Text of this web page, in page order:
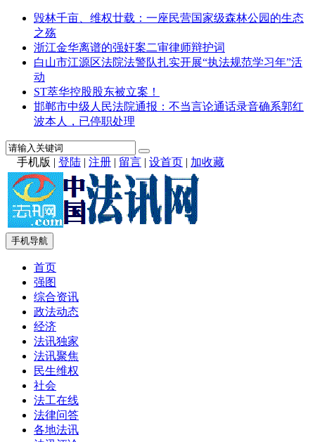
毁林千亩、维权廿载：一座民营国家级森林公园的生态
之殇
浙江金华离谱的强奸案二审律师辩护词
白山市江源区法院法警队扎实开展“执法规范学习年”活
动
ST萃华控股股东被立案！
邯郸市中级人民法院通报：不当言论通话录音确系郭红
波本人，已停职处理
手机版 | 登陆 | 注册 | 留言 | 设首页 | 加收藏
手机导航
首页
强图
综合资讯
政法动态
经济
法讯独家
法讯聚焦
民生维权
社会
法工在线
法律问答
各地法讯